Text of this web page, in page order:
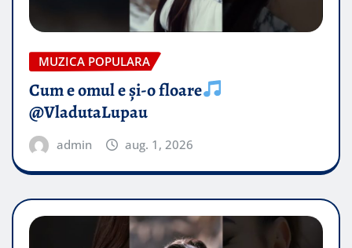
MUZICA POPULARA
Cum e omul e și-o floare
@VladutaLupau
admin aug. 1, 2026